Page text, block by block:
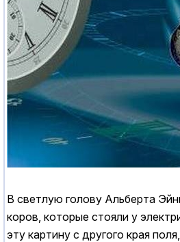
В светлую голову Альберта
коров, которые стояли у
эту картину с другого края